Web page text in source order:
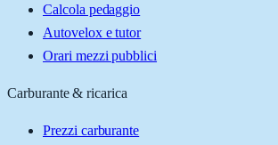
Calcola pedaggio
Autovelox e tutor
Orari mezzi pubblici
Carburante & ricarica
Prezzi carburante